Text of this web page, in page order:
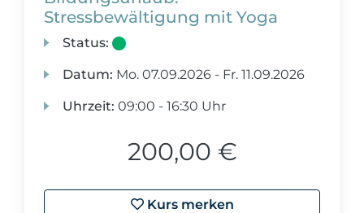
Stressbewältigung mit Yoga
Status:
Datum: Mo. 07.09.2026 - Fr. 11.09.2026
Uhrzeit: 09:00 - 16:30 Uhr
200,00 €
Kurs merken